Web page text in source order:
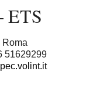
ETS
Roma
51629299